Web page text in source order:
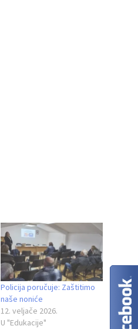
Policija poručuje: Zaštitimo
naše noniće
12. veljače 2026.
U "Edukacije"